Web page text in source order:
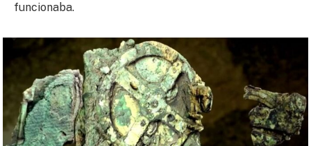
funcionaba.